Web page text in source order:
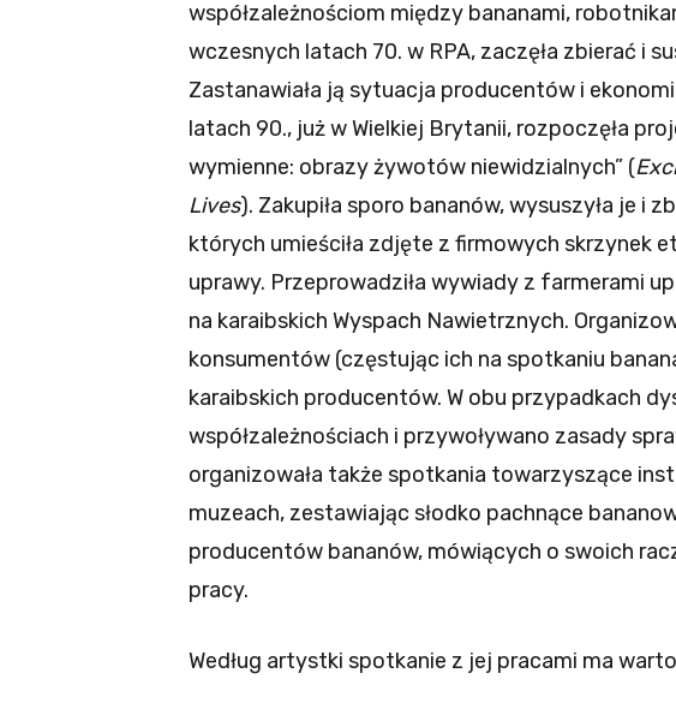
współzależnościom między bananami,
wczesnych latach 70. w RPA, zaczęła zbierać i
Zastanawiała ją sytuacja producentów i
latach 90., już w Wielkiej Brytanii, rozpoczęła
wymienne: obrazy żywotów niewidzialnych” (
Lives). Zakupiła sporo bananów, wysuszyła je i
których umieściła zdjęte z firmowych skrzynek
uprawy. Przeprowadziła wywiady z farmerami
na karaibskich Wyspach Nawietrznych.
konsumentów (częstując ich na spotkaniu
karaibskich producentów. W obu przypadkach
współzależnościach i przywoływano zasady
organizowała także spotkania towarzyszące
muzeach, zestawiając słodko pachnące
producentów bananów, mówiących o swoich
pracy.
Według artystki spotkanie z jej pracami ma